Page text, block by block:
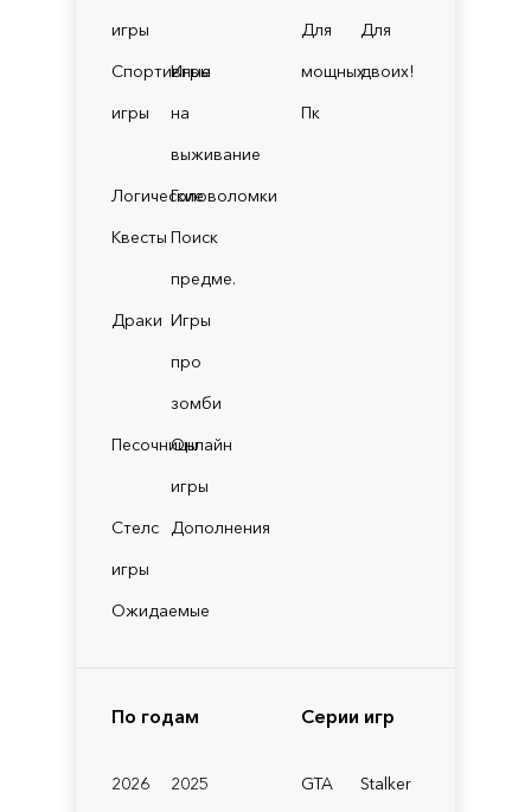
игры
Спортивные
игры
Игры
на
выживание
ЛогическиеГоловоломки
Квесты Поиск
предме.
Драки Игры
про
зомби
ПесочницыОнлайн
игры
Стелс
игры
Дополнения
Ожидаемые
Для
мощных
Пк
Для
двоих!
По годам
2026
2025
Серии игр
GTA
Stalker